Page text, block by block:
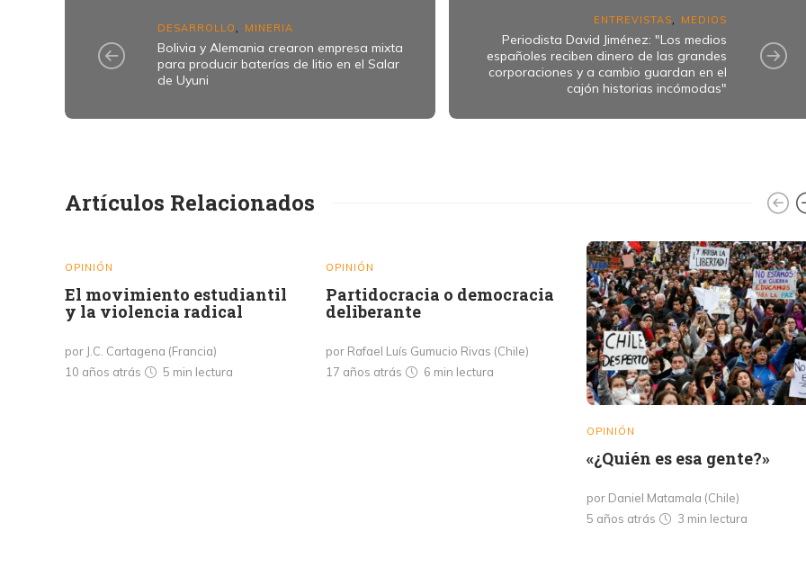
DESARROLLO MINERIA
Bolivia y Alemania crearon empresa mixta
para producir baterías de litio en el Salar
de Uyuni
ENTREVISTAS MEDIOS
Periodista David Jiménez: "Los medios
españoles reciben dinero de las grandes
corporaciones y a cambio guardan en el
cajón historias incómodas"
Artículos Relacionados
OPINIÓN
El movimiento estudiantil
y la violencia radical
por J.C. Cartagena (Francia)
10 años atrás
5 min lectura
OPINIÓN
Partidocracia o democracia
deliberante
por Rafael Luís Gumucio Rivas (Chile)
17 años atrás
6 min lectura
OPINIÓN
«¿Quién es esa gente?»
por Daniel Matamala (Chile)
5 años atrás
3 min lectura